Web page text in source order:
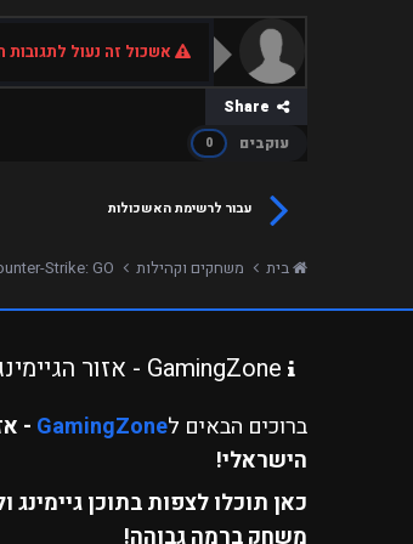
אשכול זה נעול לתגובות
עוקבים
0
עבור לרשימת האשכולות
בית משחקים וקהילות Strike: GO
ברוכים הבאים לGamingZone
-
הישראלי!
כאן תוכלו לצפות בתוכן
משחק ברמה גבוהה!